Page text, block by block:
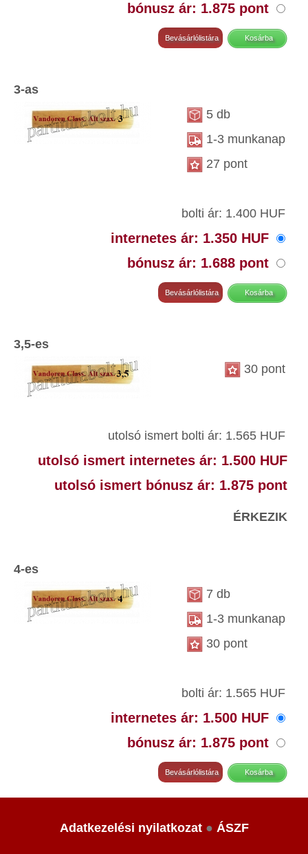
bónusz ár: 1.875 pont
3-as
5 db
1-3 munkanap
27 pont
bolti ár: 1.400 HUF
internetes ár: 1.350 HUF
bónusz ár: 1.688 pont
3,5-es
30 pont
utolsó ismert bolti ár: 1.565 HUF
utolsó ismert internetes ár: 1.500 HUF
utolsó ismert bónusz ár: 1.875 pont
ÉRKEZIK
4-es
7 db
1-3 munkanap
30 pont
bolti ár: 1.565 HUF
internetes ár: 1.500 HUF
bónusz ár: 1.875 pont
Adatkezelési nyilatkozat● ÁSZF